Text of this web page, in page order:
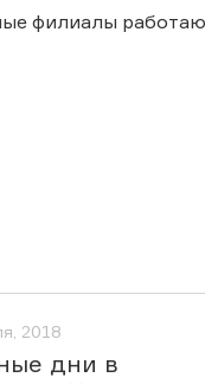
филиалы
2018
дни в